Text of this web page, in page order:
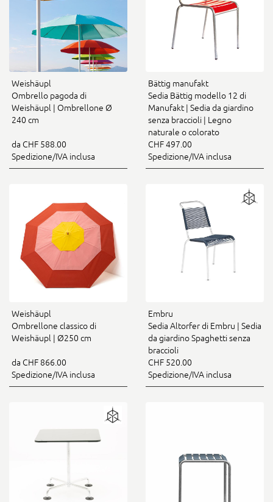
Weishäupl
Ombrello pagoda di
Weishäupl | Ombrellone Ø
240 cm
da CHF 588.00
Spedizione/IVA inclusa
Bättig manufakt
Sedia Bättig modello 12 di
Manufakt | Sedia da giardino
senza braccioli | Legno
naturale o colorato
CHF 497.00
Spedizione/IVA inclusa
Weishäupl
Ombrellone classico di
Weishäupl | Ø250 cm
da CHF 866.00
Spedizione/IVA inclusa
Embru
Sedia Altorfer di Embru | Sedia
da giardino Spaghetti senza
braccioli
CHF 520.00
Spedizione/IVA inclusa